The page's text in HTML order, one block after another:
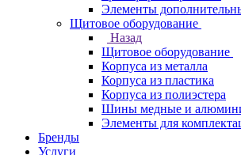
Элементы
Щитовое оборудование
Назад
Щитовое оборудование
Корпуса из металла
Корпуса из пластика
Корпуса из полиэстера
Шины медные и
Элементы для
Бренды
Услуги